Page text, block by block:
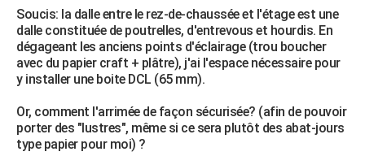
GUIDES D'ACHAT
BONS PLANS
Carte de Noël
Carte Bonne année
Carte Saint-Valentin
Carte Pâques
Carte d'anniversaire
DICTIONNAIRE
Soucis: la dalle entre le rez-de-chaussée et l'étage est une
dalle constituée de poutrelles, d'entrevous et hourdis. En
dégageant les anciens points d'éclairage (trou boucher
avec du papier craft + plâtre), j'ai l'espace nécessaire pour
y installer une boite DCL (65 mm).
Or, comment l'arrimée de façon sécurisée? (afin de pouvoir
porter des "lustres", même si ce sera plutôt des abat-jours
type papier pour moi) ?